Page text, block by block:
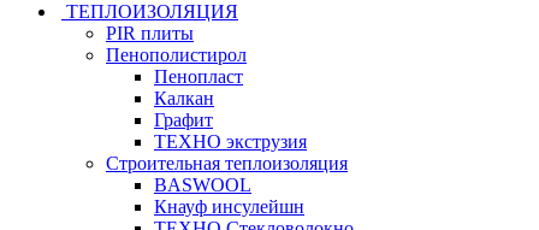
ТЕПЛОИЗОЛЯЦИЯ
PIR плиты
Пенополистирол
Пенопласт
Калкан
Графит
ТЕХНО экструзия
Строительная теплоизоляция
BASWOOL
Кнауф инсулейшн